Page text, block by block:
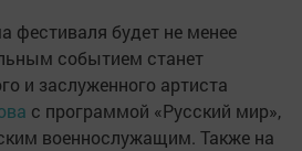
фестиваля будет не менее
событием станет
и заслуженного артиста
с программой «Русский мир»,
военнослужащим. Также на